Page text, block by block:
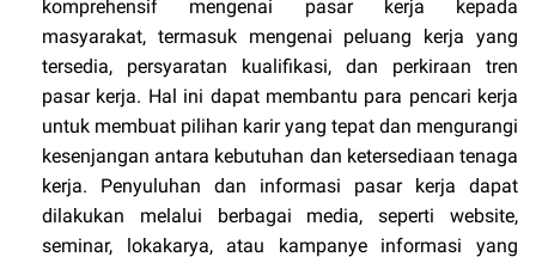
komprehensif mengenai pasar kerja kepada
masyarakat, termasuk mengenai peluang kerja yang
tersedia, persyaratan kualifikasi, dan perkiraan tren
pasar kerja. Hal ini dapat membantu para pencari kerja
untuk membuat pilihan karir yang tepat dan mengurangi
kesenjangan antara kebutuhan dan ketersediaan tenaga
kerja. Penyuluhan dan informasi pasar kerja dapat
dilakukan melalui berbagai media, seperti website,
seminar, lokakarya, atau kampanye informasi yang